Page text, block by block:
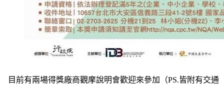
目前有兩場得獎廠商觀摩說明會歡迎來參加（PS.皆附有交通